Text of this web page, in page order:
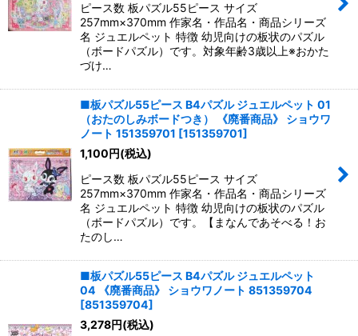
ピース数 板パズル55ピース サイズ
257mm×370mm 作家名・作品名・商品シリーズ
名 ジュエルペット 特徴 幼児向けの板状のパズル
（ボードパズル）です。対象年齢3歳以上※おかた
づけ…
■板パズル55ピース B4パズル ジュエルペット 01
（おたのしみボードつき） 《廃番商品》 ショウワ
ノート 151359701 [151359701]
1,100円(税込)
ピース数 板パズル55ピース サイズ
257mm×370mm 作家名・作品名・商品シリーズ
名 ジュエルペット 特徴 幼児向けの板状のパズル
（ボードパズル）です。【まなんであそべる！お
たのし…
■板パズル55ピース B4パズル ジュエルペット
04 《廃番商品》 ショウワノート 851359704
[851359704]
3,278円(税込)